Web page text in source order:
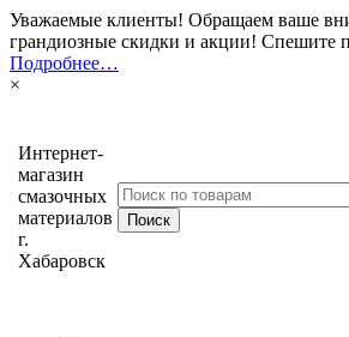
Уважаемые клиенты! Обращаем ваше
грандиозные скидки и акции! Спешите
Подробнее…
×
Интернет-
магазин
смазочных
материалов
г.
Хабаровск